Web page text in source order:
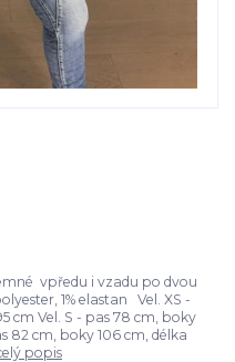
vpředu i vzadu po dvou
1% elastan Vel. XS -
cm Vel. S - pas 78 cm, boky
82 cm, boky 106 cm, délka
popis